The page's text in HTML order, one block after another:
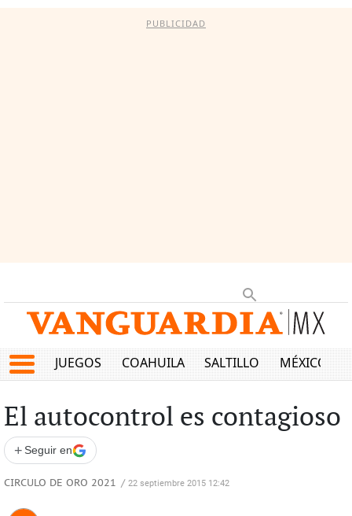
PUBLICIDAD
JUEGOS COAHUILA SALTILLO MÉXICO
El autocontrol es contagioso
+ Seguir en
CIRCULO DE ORO 2021 / 22 septiembre 2015 12:42